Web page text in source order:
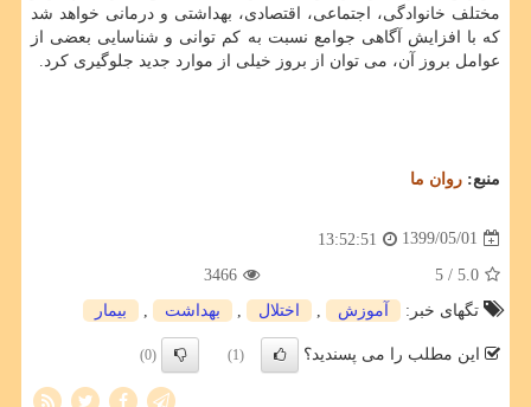
مختلف خانوادگی، اجتماعی، اقتصادی، بهداشتی و درمانی خواهد شد
که با افزایش آگاهی جوامع نسبت به کم توانی و شناسایی بعضی از
عوامل بروز آن، می توان از بروز خیلی از موارد جدید جلوگیری کرد.
منبع: روان ما
1399/05/01
13:52:51
5.0
/ 5
3466
تگهای خبر:
آموزش اختلال بهداشت بیمار
این مطلب را می پسندید؟ (1)
(0)